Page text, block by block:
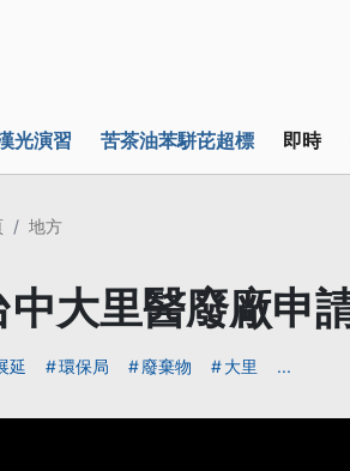
光演習 苦茶油苯駢芘超標 即時
地方
中大里醫廢廠申
延 環保局 廢棄物 大里 ...